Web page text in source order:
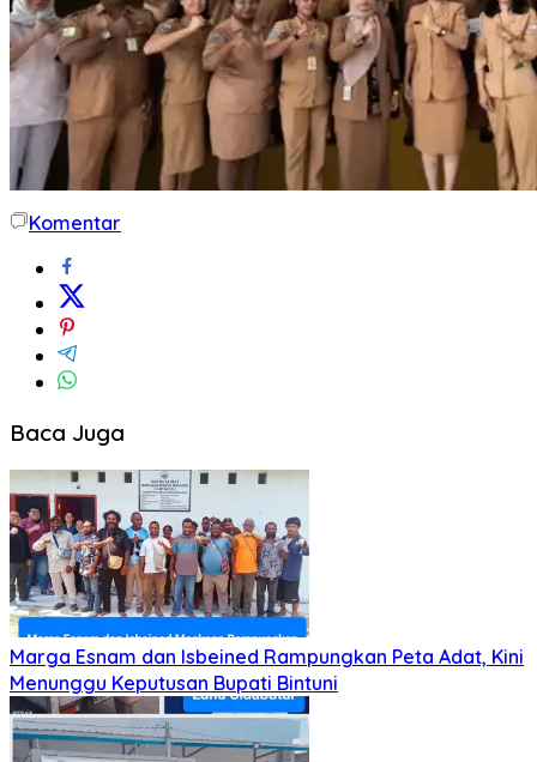
Komentar
Baca Juga
Marga Esnam dan Isbeined Rampungkan Peta Adat, Kini
Menunggu Keputusan Bupati Bintuni